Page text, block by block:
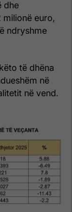
dhe
milionë euro,
ndryshme
të dhëna
në
në vend.